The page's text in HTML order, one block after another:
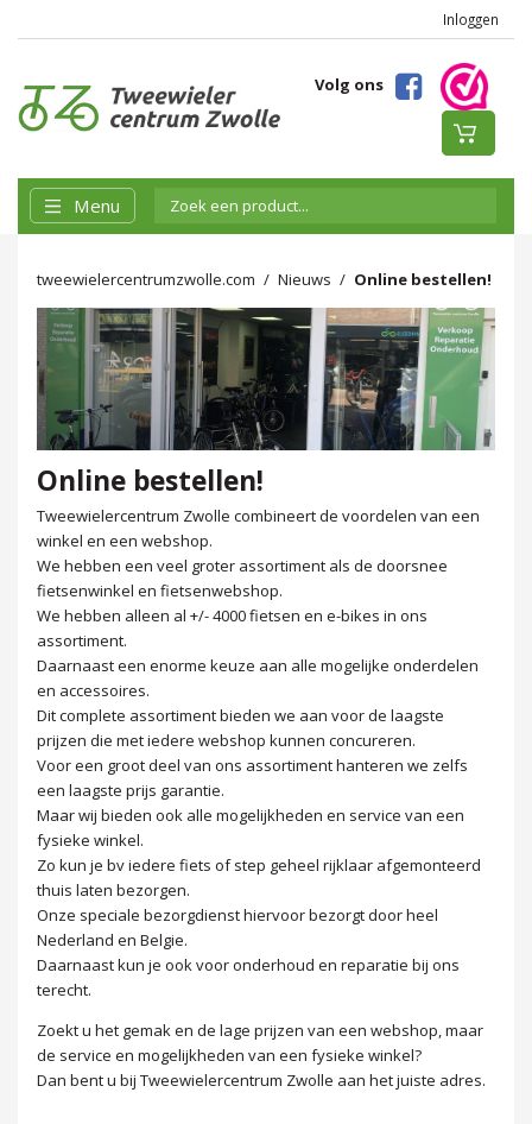
Inloggen
Volg ons
Menu
tweewielercentrumzwolle.com Nieuws Online bestellen!
Online bestellen!
Tweewielercentrum Zwolle combineert de voordelen van een
winkel en een webshop.
We hebben een veel groter assortiment als de doorsnee
fietsenwinkel en fietsenwebshop.
We hebben alleen al +/- 4000 fietsen en e-bikes in ons
assortiment.
Daarnaast een enorme keuze aan alle mogelijke onderdelen
en accessoires.
Dit complete assortiment bieden we aan voor de laagste
prijzen die met iedere webshop kunnen concureren.
Voor een groot deel van ons assortiment hanteren we zelfs
een laagste prijs garantie.
Maar wij bieden ook alle mogelijkheden en service van een
fysieke winkel.
Zo kun je bv iedere fiets of step geheel rijklaar afgemonteerd
thuis laten bezorgen.
Onze speciale bezorgdienst hiervoor bezorgt door heel
Nederland en Belgie.
Daarnaast kun je ook voor onderhoud en reparatie bij ons
terecht.
Zoekt u het gemak en de lage prijzen van een webshop, maar
de service en mogelijkheden van een fysieke winkel?
Dan bent u bij Tweewielercentrum Zwolle aan het juiste adres.